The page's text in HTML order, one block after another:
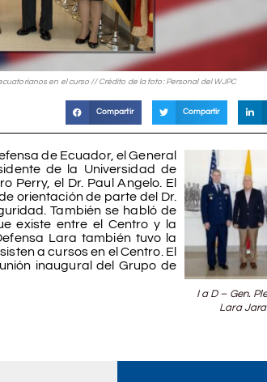
en el curso // Crédito de la foto: Personal del WJPC
Compartir Compartir
I a D – Gen.
Lara
de Ecuador, el General
de la Universidad de
Perry, el Dr. Paul Angelo. El
orientación de parte del Dr.
También se habló de
existe entre el Centro y la
Lara también tuvo la
a cursos en el Centro. El
inaugural del Grupo de